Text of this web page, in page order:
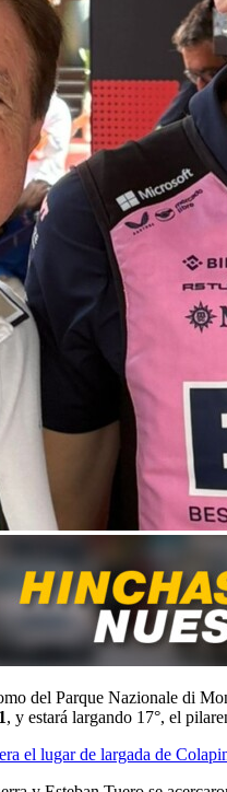
del Parque Nazionale di
, y estará largando 17°, el
el lugar de largada de